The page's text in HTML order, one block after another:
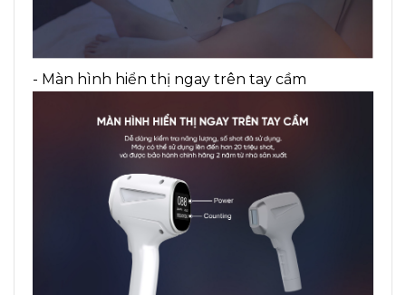
- Màn hình hiển thị ngay trên tay cầm